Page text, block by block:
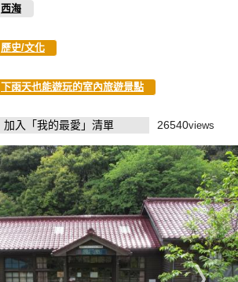
西海
歷史/文化
下雨天也能遊玩的室內旅遊景點
加入「我的最愛」清單 26540views